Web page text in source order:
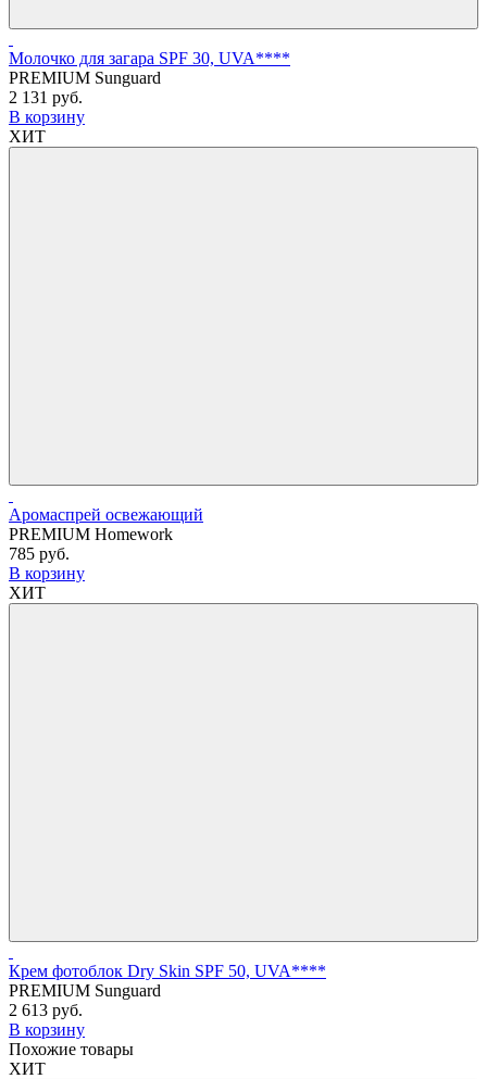
Молочко для загара SPF 30, UVA****
PREMIUM Sunguard
2 131 руб.
В корзину
ХИТ
Аромаспрей освежающий
PREMIUM Homework
785 руб.
В корзину
ХИТ
Крем фотоблок Dry Skin SPF 50, UVA****
PREMIUM Sunguard
2 613 руб.
В корзину
Похожие товары
ХИТ